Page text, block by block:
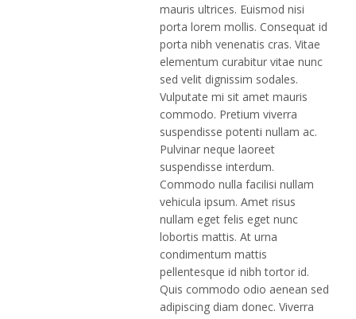
mauris ultrices. Euismod nisi
porta lorem mollis. Consequat id
porta nibh venenatis cras. Vitae
elementum curabitur vitae nunc
sed velit dignissim sodales.
Vulputate mi sit amet mauris
commodo. Pretium viverra
suspendisse potenti nullam ac.
Pulvinar neque laoreet
suspendisse interdum.
Commodo nulla facilisi nullam
vehicula ipsum. Amet risus
nullam eget felis eget nunc
lobortis mattis. At urna
condimentum mattis
pellentesque id nibh tortor id.
Quis commodo odio aenean sed
adipiscing diam donec. Viverra